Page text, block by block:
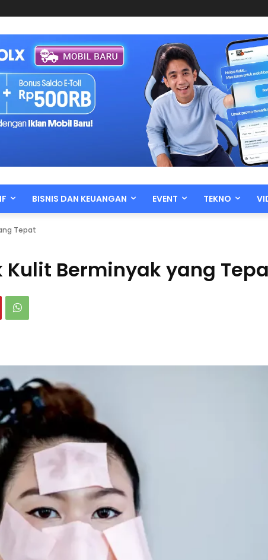
BISNIS DAN KEUANGAN EVENT TEKNO
Tepat
Kulit Berminyak yang